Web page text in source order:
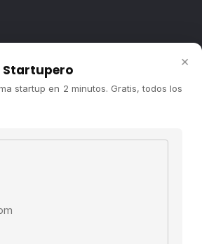
×
Startupero
startup en 2 minutos. Gratis, todos los